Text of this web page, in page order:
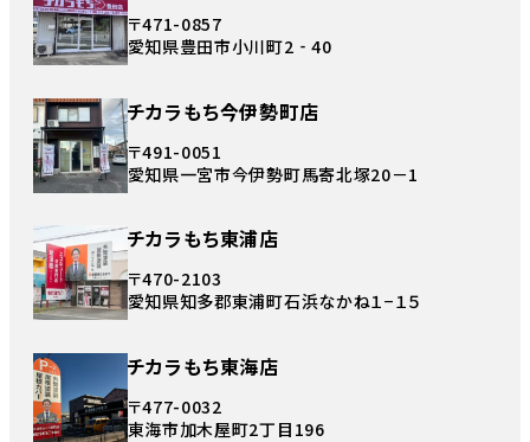
〒471-0857
愛知県豊田市小川町2‐40
チカラもち今伊勢町店
〒491-0051
愛知県一宮市今伊勢町馬寄北塚20－1
チカラもち東浦店
〒470-2103
愛知県知多郡東浦町石浜なかね１−１５
チカラもち東海店
〒477-0032
東海市加木屋町2丁目196